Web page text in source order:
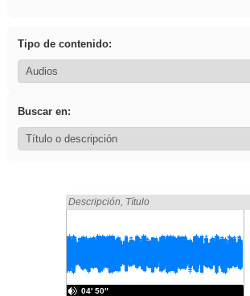
Tipo de contenido:
Buscar en:
Encontrado «3ESO» en:
Descripción Título
04′ 50″